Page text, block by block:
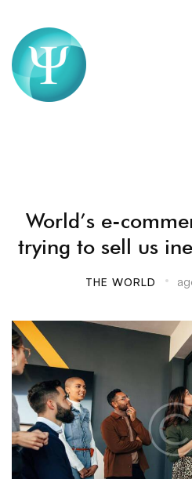
World’s e-
trying to sell us
THE WORLD